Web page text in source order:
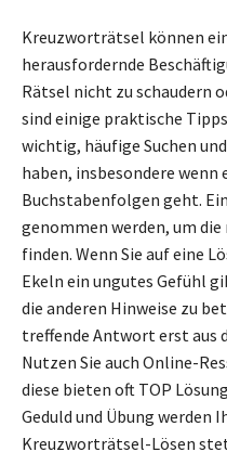
Kreuzworträtsel können
herausfordernde
Rätsel nicht zu schaudern
sind einige praktische
wichtig, häufige Suchen
haben, insbesondere wenn
Buchstabenfolgen geht.
genommen werden, um
finden. Wenn Sie auf eine
Ekeln ein ungutes Gefühl
die anderen Hinweise zu
treffende Antwort erst aus
Nutzen Sie auch Online-
diese bieten oft TOP
Geduld und Übung werden
Kreuzworträtsel-Lösen